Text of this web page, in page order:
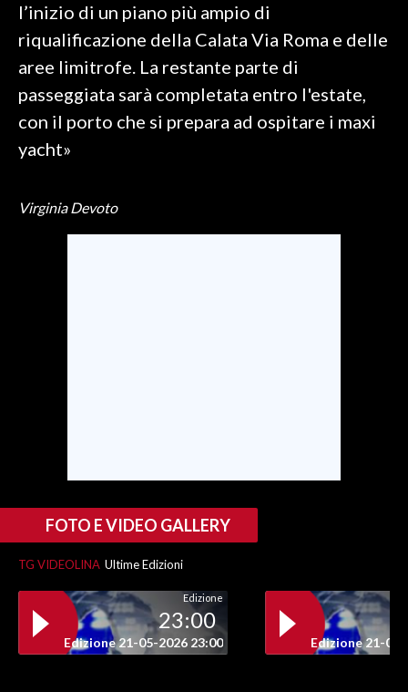
SARDI NEL MONDO
NOTIZIE
#CARAUNIONE
INSULARITÀ
l’inizio di un piano più ampio di
riqualificazione della Calata Via Roma e delle
aree limitrofe. La restante parte di
passeggiata sarà completata entro l'estate,
con il porto che si prepara ad ospitare i maxi
yacht»
Virginia Devoto
FOTO E VIDEO GALLERY
TG VIDEOLINA Ultime Edizioni
Edizione
23:00
Edizione 21-05-2026 23:00 Edizione 21-05-